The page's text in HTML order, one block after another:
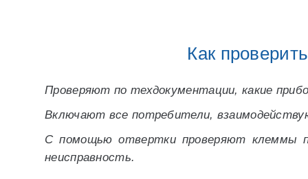
Как
Проверяют по техдокументации, какие
Включают все потребители,
С помощью отвертки проверяют клеммы
неисправность.